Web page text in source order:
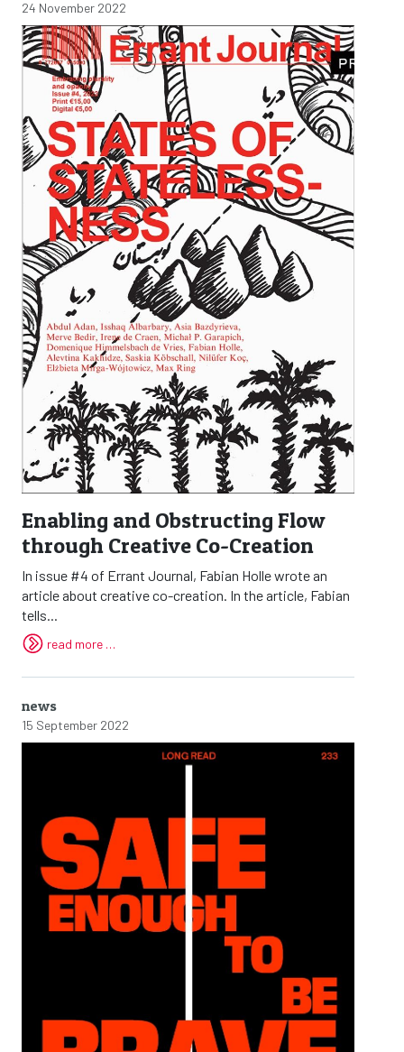
24 November 2022
Enabling and Obstructing Flow
through Creative Co-Creation
In issue #4 of Errant Journal, Fabian Holle wrote an
article about creative co-creation. In the article, Fabian
tells...
read more …
news
15 September 2022